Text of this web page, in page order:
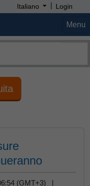
Italiano | Login
Menu
(GMT+3) |